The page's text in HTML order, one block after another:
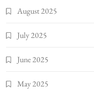
August 2025
July 2025
June 2025
May 2025